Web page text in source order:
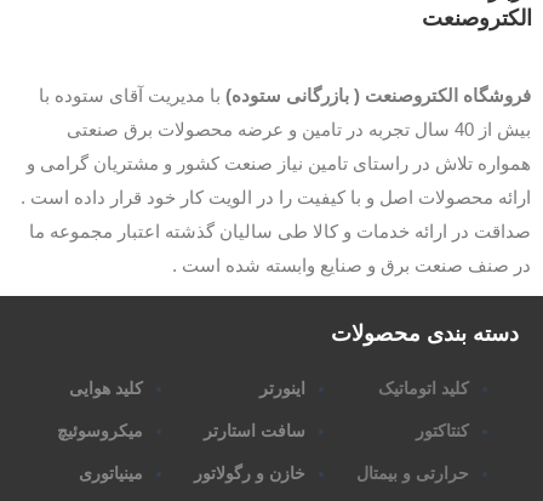
الکتروصنعت ( بازرگانی ستوده)با مدیریت آقای ستوده با
بیش از 40 سال تجربه در تامین و عرضه محصولات برق صنعتی
تلاش در راستای تامین نیاز صنعت کشور و مشتریان گرامی و
محصولات اصل و با کیفیت را در الویت کار خود قرار داده است .
در ارائه خدمات و کالا طی سالیان گذشته اعتبار مجموعه ما
صنف صنعت برق و صنایع وابسته شده است .
بندی محصولات
کلید اتوماتیک
کنتاکتور
حرارتی و بیمتال
اینورتر
سافت استارتر
خازن و رگولاتور
کلید هوایی
میکروسوئیچ
مینیاتوری